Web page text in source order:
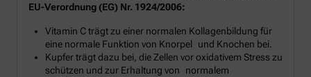
EU-Verordnung (EG) Nr. 1924/2006:
Vitamin C trägt zu einer normalen Kollagenbildung für
eine normale Funktion von Knorpel und Knochen bei.
Kupfer trägt dazu bei, die Zellen vor oxidativem Stress zu
schützen und zur Erhaltung von normalem